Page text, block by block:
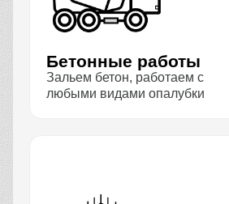
Бетонные работы
Зальем бетон, работаем с
любыми видами опалубки